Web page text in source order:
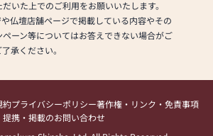
いた上でのご利用をお願いいたします。
仏壇店舗ページで掲載している内容やその
ーン等についてはお答えできない場合がご
承ください。
約プライバシーポリシー著作権・リンク・免責事項
提携・掲載のお問い合わせ